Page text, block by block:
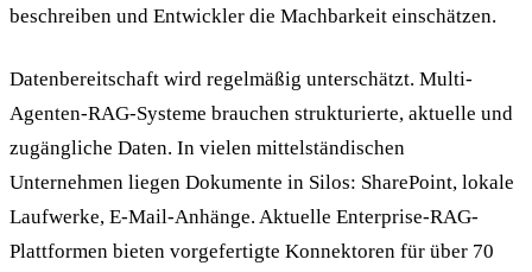
beschreiben und Entwickler die Machbarkeit einschätzen.
Datenbereitschaft wird regelmäßig unterschätzt. Multi-
Agenten-RAG-Systeme brauchen strukturierte, aktuelle und
zugängliche Daten. In vielen mittelständischen
Unternehmen liegen Dokumente in Silos: SharePoint, lokale
Laufwerke, E-Mail-Anhänge. Aktuelle Enterprise-RAG-
Plattformen bieten vorgefertigte Konnektoren für über 70